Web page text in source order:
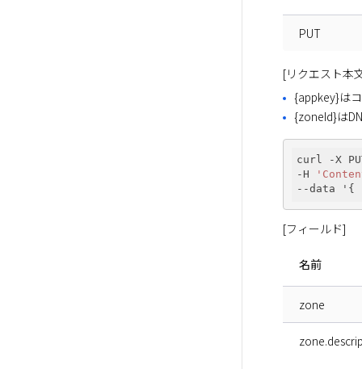
PUT
[リクエスト本
{appkey}は
{zoneId}は
curl -X
-H
--data '{
[フィールド]
名前
zone